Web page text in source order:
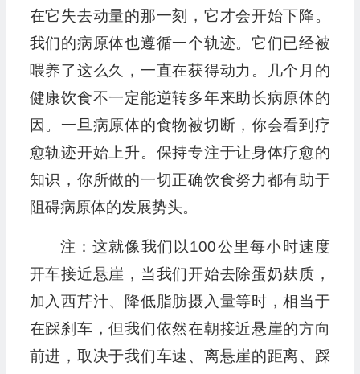
在它失去动量的那一刻，它才会开始下降。
我们的病原体也遵循一个轨迹。它们已经被
喂养了这么久，一直在获得动力。几个月的
健康饮食不一定能逆转多年来助长病原体的
因。一旦病原体的食物被切断，你会看到疗
愈轨迹开始上升。保持专注于让身体疗愈的
知识，你所做的一切正确饮食努力都有助于
阻碍病原体的发展势头。
注：这就像我们以100公里每小时速度
开车接近悬崖，当我们开始去除蛋奶麸质，
加入西芹汁、降低脂肪摄入量等时，相当于
在踩刹车，但我们依然在朝接近悬崖的方向
前进，取决于我们车速、离悬崖的距离、踩